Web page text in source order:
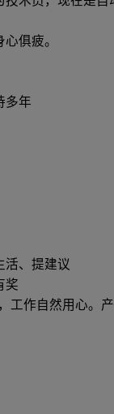
俱疲。
多年
活、提建议
奖
工作自然用心。